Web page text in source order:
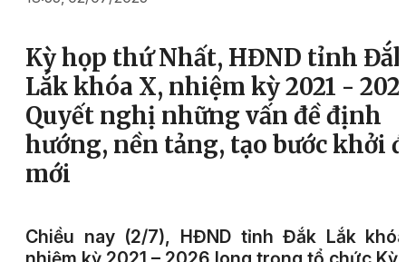
Kỳ họp thứ Nhất, HĐND tỉnh
Lắk khóa X, nhiệm kỳ 2021 -
Quyết nghị những vấn đề định
hướng, nền tảng, tạo bước khởi
mới
Chiều nay (2/7), HĐND tỉnh Đắk Lắk